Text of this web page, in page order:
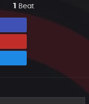
1 Beat